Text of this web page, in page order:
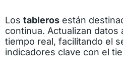
Los tableros están
continua. Actualizan datos
tiempo real, facilitando el
indicadores clave con el